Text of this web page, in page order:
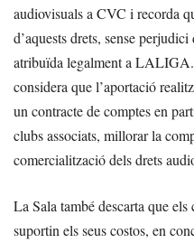
audiovisuals a CVC i recorda
d’aquests drets, sense
atribuïda legalment a
considera que l’aportació
un contracte de comptes en
clubs associats, millorar la
comercialització dels drets
La Sala també descarta que
suportin els seus costos, en